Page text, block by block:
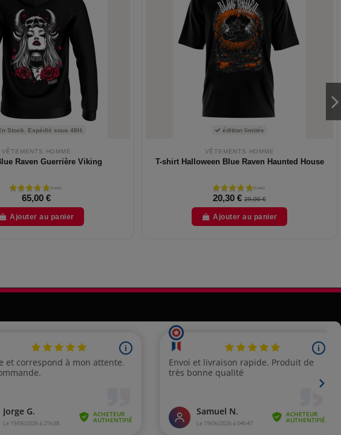
Stock. Expédié sous 48H.
VÊTEMENTS HOMME
Raven Guerrière Viking
65,00 €
Ajouter au panier
édition limitée
VÊTEMENTS HOMME
T-shirt Halloween Blue Raven Haunted House
20,30 € 29,00 €
Ajouter au panier